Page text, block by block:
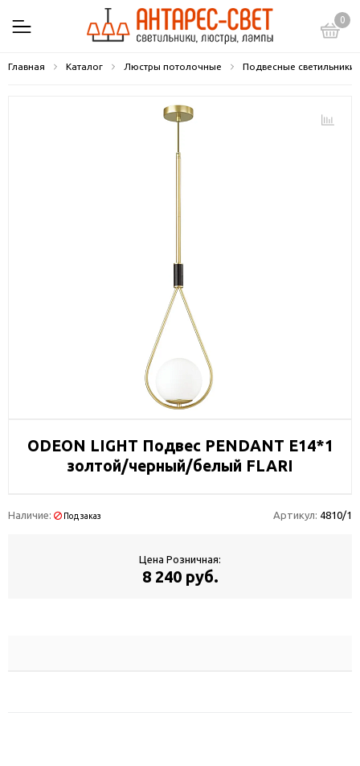
0
Главная Каталог Люстры потолочные Подвесные светильники
ODEON LIGHT Подвес PENDANT E14*1
золтой/черный/белый FLARI
Наличие: Под заказ Артикул: 4810/1
Цена Розничная:
8 240 руб.